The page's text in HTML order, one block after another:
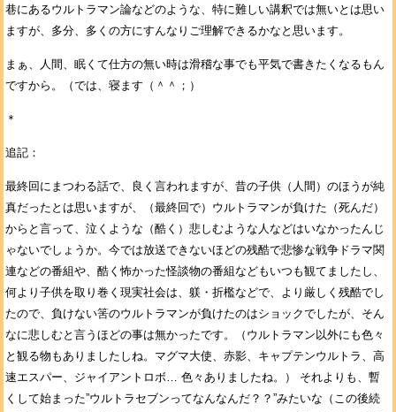
巷にあるウルトラマン論などのような、特に難しい講釈では無いとは思い
ますが、多分、多くの方にすんなりご理解できるかなと思います。
まぁ、人間、眠くて仕方の無い時は滑稽な事でも平気で書きたくなるもん
ですから。（では、寝ます（＾＾；）
＊
追記：
最終回にまつわる話で、良く言われますが、昔の子供（人間）のほうが純
真だったとは思いますが、（最終回で）ウルトラマンが負けた（死んだ）
からと言って、泣くような（酷く）悲しむような人などはいなかったんじ
ゃないでしょうか。今では放送できないほどの残酷で悲惨な戦争ドラマ関
連などの番組や、酷く怖かった怪談物の番組などもいつも観てましたし、
何より子供を取り巻く現実社会は、躾・折檻などで、より厳しく残酷でし
たので、負けない筈のウルトラマンが負けたのはショックでしたが、そん
なに悲しむと言うほどの事は無かったです。（ウルトラマン以外にも色々
と観る物もありましたしね。マグマ大使、赤影、キャプテンウルトラ、高
速エスパー、ジャイアントロボ… 色々ありましたね。） それよりも、暫
くして始まった”ウルトラセブンってなんなんだ？？”みたいな（この後続